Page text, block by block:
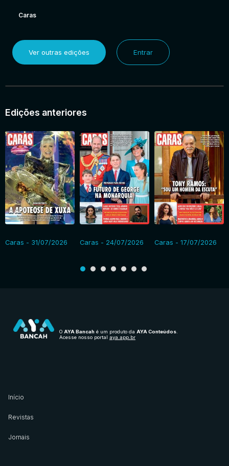
Caras
Ver outras edições Entrar
Edições anteriores
Caras - 31/07/2026 Caras - 24/07/2026 Caras - 17/07/2026
O AYA Bancah é um produto da AYA Conteúdos
Acesse nosso portal aya.app.br
Início
Revistas
Jornais